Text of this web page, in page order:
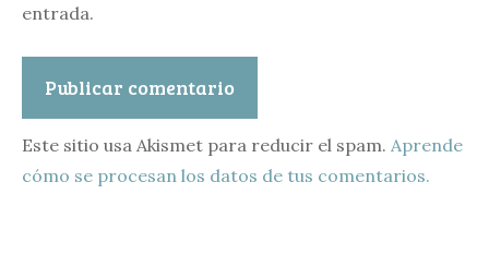
entrada.
Este sitio usa Akismet para reducir el spam. Aprende
cómo se procesan los datos de tus comentarios.